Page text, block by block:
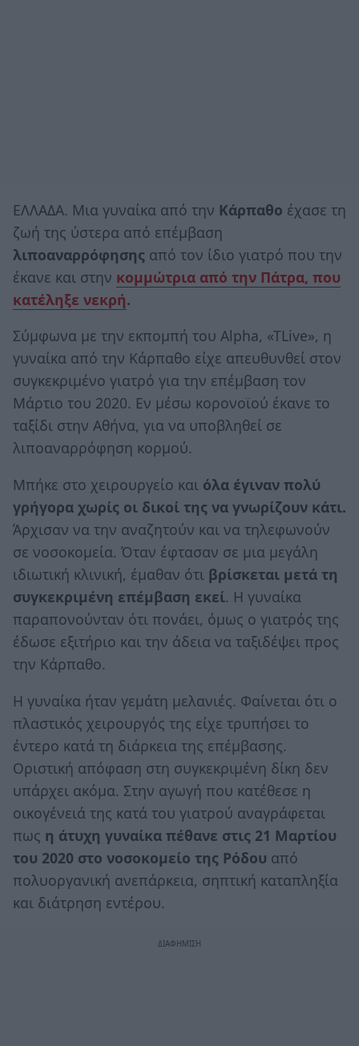
ΕΛΛΑΔΑ. Μια γυναίκα από την Κάρπαθο έχασε τη
ζωή της ύστερα από επέμβαση
λιποαναρρόφησης από τον ίδιο γιατρό που την
έκανε και στην κομμώτρια από την Πάτρα, που
κατέληξε νεκρή.
Σύμφωνα με την εκπομπή του Alpha, «TLive», η
γυναίκα από την Κάρπαθο είχε απευθυνθεί στον
συγκεκριμένο γιατρό για την επέμβαση τον
Μάρτιο του 2020. Εν μέσω κορονοϊού έκανε το
ταξίδι στην Αθήνα, για να υποβληθεί σε
λιποαναρρόφηση κορμού.
Μπήκε στο χειρουργείο και όλα έγιναν πολύ
γρήγορα χωρίς οι δικοί της να γνωρίζουν κάτι.
Άρχισαν να την αναζητούν και να τηλεφωνούν
σε νοσοκομεία. Όταν έφτασαν σε μια μεγάλη
ιδιωτική κλινική, έμαθαν ότι βρίσκεται μετά τη
συγκεκριμένη επέμβαση εκεί. Η γυναίκα
παραπονούνταν ότι πονάει, όμως ο γιατρός της
έδωσε εξιτήριο και την άδεια να ταξιδέψει προς
την Κάρπαθο.
Η γυναίκα ήταν γεμάτη μελανιές. Φαίνεται ότι ο
πλαστικός χειρουργός της είχε τρυπήσει το
έντερο κατά τη διάρκεια της επέμβασης.
Οριστική απόφαση στη συγκεκριμένη δίκη δεν
υπάρχει ακόμα. Στην αγωγή που κατέθεσε η
οικογένειά της κατά του γιατρού αναγράφεται
πως η άτυχη γυναίκα πέθανε στις 21 Μαρτίου
του 2020 στο νοσοκομείο της Ρόδου από
πολυοργανική ανεπάρκεια, σηπτική καταπληξία
και διάτρηση εντέρου.